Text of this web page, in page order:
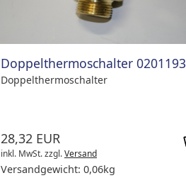
Doppelthermoschalter 0201193
Doppelthermoschalter
28,32 EUR
inkl. MwSt.zzgl.Versand
Versandgewicht: 0,06kg